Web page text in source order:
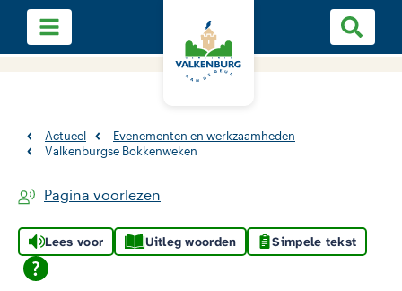
Actueel
Evenementen en werkzaamheden
Valkenburgse Bokkenweken
Pagina voorlezen
Lees voor Uitleg woorden Simpele tekst